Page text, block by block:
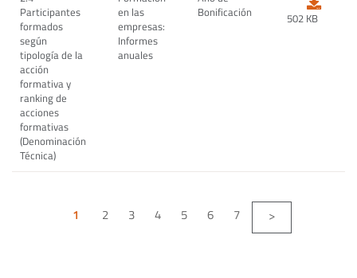
Participantes
formados
según
tipología de la
acción
formativa y
ranking de
acciones
formativas
(Denominación
Técnica)
en las
empresas:
Informes
anuales
Bonificación
502 KB
1 2 3 4 5 6 7 >